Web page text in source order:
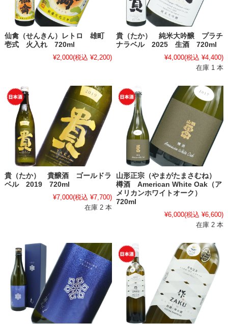
仙禽（せんきん）レトロ 雄町
壱式 火入れ 720ml
¥2,000(税込 ¥2,200)
貴（たか） 純米大吟醸 プラチ
ナラベル 2025 生酒 720ml
¥4,000(税込 ¥4,400)
在庫 1 本
貴（たか） 貴醸酒 ゴールドラ
ベル 2019 720ml
¥7,000(税込 ¥7,700)
在庫 2 本
山形正宗（やまがたまさむね）
樽酒 American White Oak（ア
メリカンホワイトオーク）
720ml
¥6,000(税込 ¥6,600)
在庫 2 本